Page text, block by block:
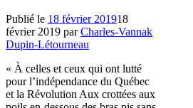
Publié le 18 février 201918
février 2019 parCharles-Vannak
Dupin-Létourneau
« À celles et ceux qui ont lutté
pour l’indépendance du Québec
et la Révolution Aux crottées aux